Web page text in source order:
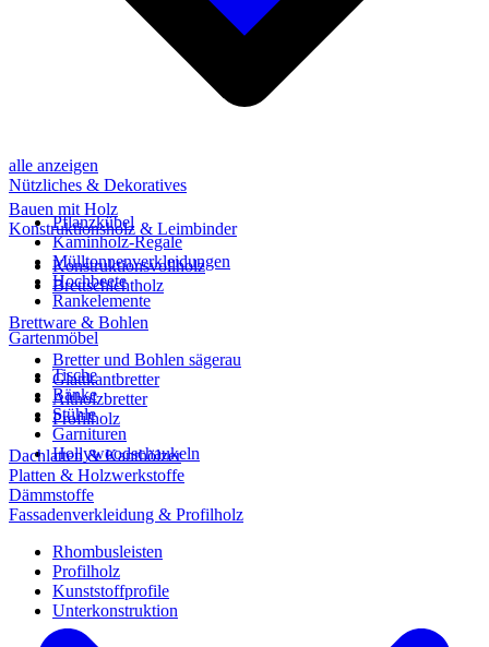
alle anzeigen
Nützliches & Dekoratives
Pflanzkübel
Kaminholz-Regale
Mülltonnenverkleidungen
Hochbeete
Rankelemente
Gartenmöbel
Tische
Bänke
Stühle
Garnituren
Hollywoodschaukeln
Bauen mit Holz
Konstruktionsholz & Leimbinder
Konstruktionsvollholz
Brettschichtholz
Brettware & Bohlen
Bretter und Bohlen sägerau
Glattkantbretter
Altholzbretter
Profilholz
Dachlatten & Kanthölzer
Platten & Holzwerkstoffe
Dämmstoffe
Fassadenverkleidung & Profilholz
Rhombusleisten
Profilholz
Kunststoffprofile
Unterkonstruktion